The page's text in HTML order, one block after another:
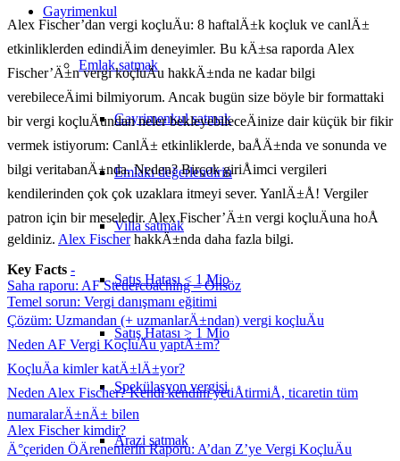
Gayrimenkul
Emlak satmak
Gayrimenkul satmak
Emlakı değerlendirin
Villa satmak
Satış Hatası < 1 Mio
Satış Hatası > 1 Mio
Spekülasyon vergisi
Arazi satmak
Alex Fischer’dan vergi koçluÄu: 8 haftalÄ±k koçluk ve canlÄ±
etkinliklerden edindiÄim deneyimler. Bu kÄ±sa raporda Alex
Fischer’Ä±n vergi koçluÄu hakkÄ±nda ne kadar bilgi
verebileceÄimi bilmiyorum. Ancak bugün size böyle bir formattaki
bir vergi koçluÄundan neler bekleyebileceÄinize dair küçük bir fikir
vermek istiyorum: CanlÄ± etkinliklerde, baÅÄ±nda ve sonunda ve
bilgi veritabanÄ±nda. Neden? Birçok giriÅimci vergileri
kendilerinden çok çok uzaklara itmeyi sever. YanlÄ±Å! Vergiler
patron için bir meseledir. Alex Fischer’Ä±n vergi koçluÄuna hoÅ
geldiniz. Alex FischerhakkÄ±nda daha fazla bilgi.
Key Facts -
Saha raporu: AF Steuercoaching – Önsöz
Temel sorun: Vergi danışmanı eğitimi
Çözüm: Uzmandan (+ uzmanlarÄ±ndan) vergi koçluÄu
Neden AF Vergi KoçluÄu yaptÄ±m?
KoçluÄa kimler katÄ±lÄ±yor?
Neden Alex Fischer? Kendi kendini yetiÅtirmiÅ, ticaretin tüm
numaralarÄ±nÄ± bilen
Alex Fischer kimdir?
Ä°çeriden ÖÄrenenlerin Raporu: A’dan Z’ye Vergi KoçluÄu